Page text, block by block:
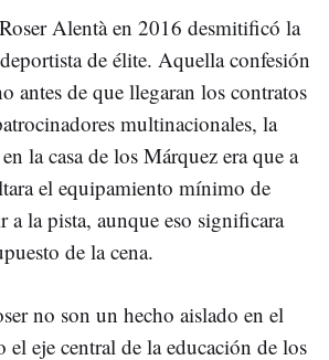
Alentà en 2016 desmitificó la
de élite. Aquella confesión
antes de que llegaran los contratos
multinacionales, la
la casa de los Márquez era que a
el equipamiento mínimo de
a la pista, aunque eso significara
de la cena.
no son un hecho aislado en el
eje central de la educación de los